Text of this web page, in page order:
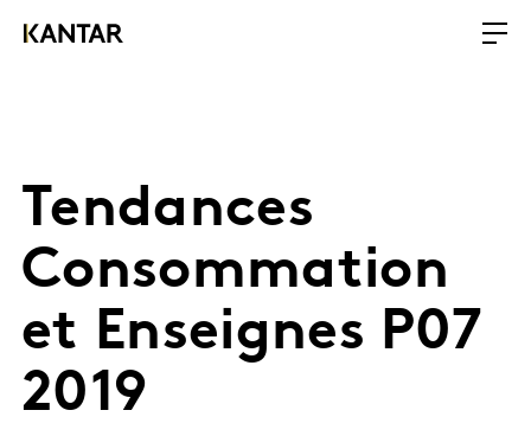
Tendances
Consommation
et Enseignes P07
2019